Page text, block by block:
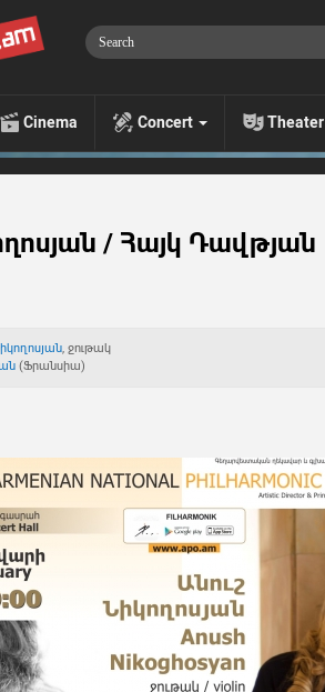
Cinema Concert Theater
/ Հայկ Դավթյան
, ջութակ
(Ֆրանսիա)